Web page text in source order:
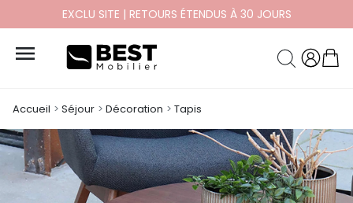
EXCLU SITE | RETOURS ÉTENDUS À 30 JOURS

Accueil Séjour Décoration Tapis